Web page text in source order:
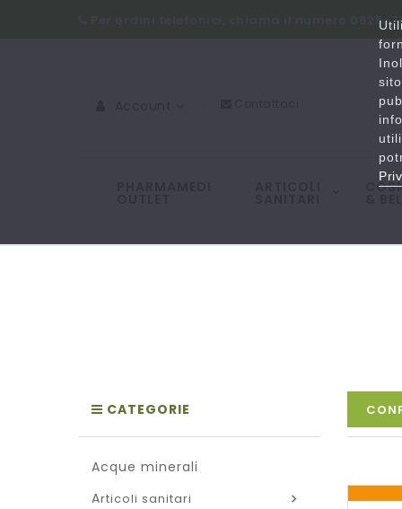
Per ordini telefonici, chiama il numero 0825-
CATEGORIE
acque minerali
articoli sanitari